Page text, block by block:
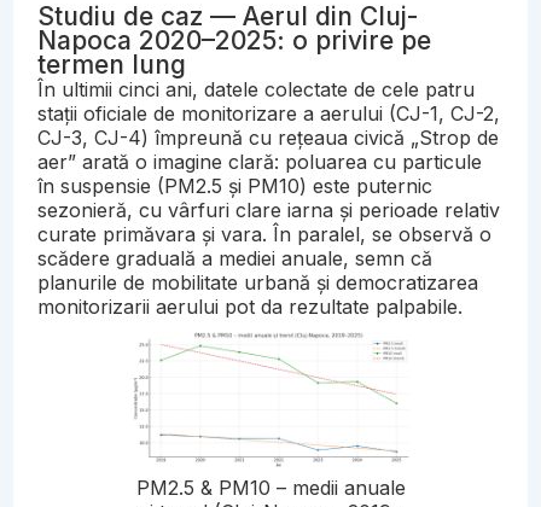
Studiu de caz — Aerul din Cluj-
Napoca 2020–2025: o privire pe
termen lung
În ultimii cinci ani, datele colectate de cele patru
stații oficiale de monitorizare a aerului (CJ-1, CJ-2,
CJ-3, CJ-4) împreună cu rețeaua civică „Strop de
aer” arată o imagine clară: poluarea cu particule
în suspensie (PM2.5 și PM10) este puternic
sezonieră, cu vârfuri clare iarna și perioade relativ
curate primăvara și vara. În paralel, se observă o
scădere graduală a mediei anuale, semn că
planurile de mobilitate urbană și democratizarea
monitorizarii aerului pot da rezultate palpabile.
PM2.5 & PM10 – medii anuale